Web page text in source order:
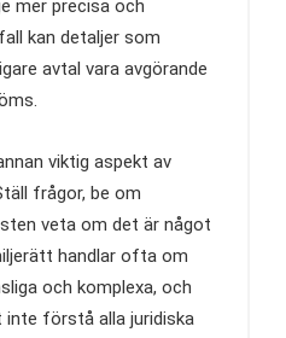
mer precisa och
kan detaljer som
avtal vara avgörande
viktig aspekt av
frågor, be om
veta om det är något
handlar ofta om
och komplexa, och
förstå alla juridiska